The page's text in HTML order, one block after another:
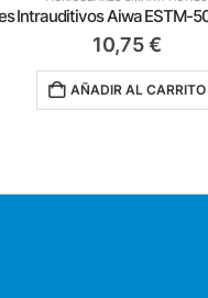
8,99€
AÑADIR AL CARRITO